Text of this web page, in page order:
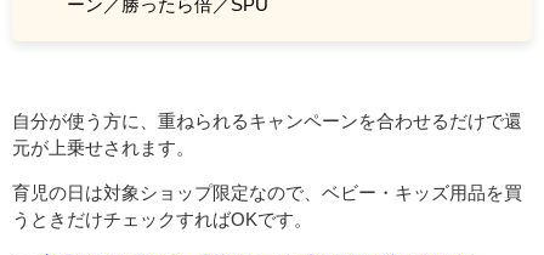
ーン／勝ったら倍／SPU
自分が使う方に、重ねられるキャンペーンを合わせるだけで還
元が上乗せされます。
育児の日は対象ショップ限定なので、ベビー・キッズ用品を買
うときだけチェックすればOKです。